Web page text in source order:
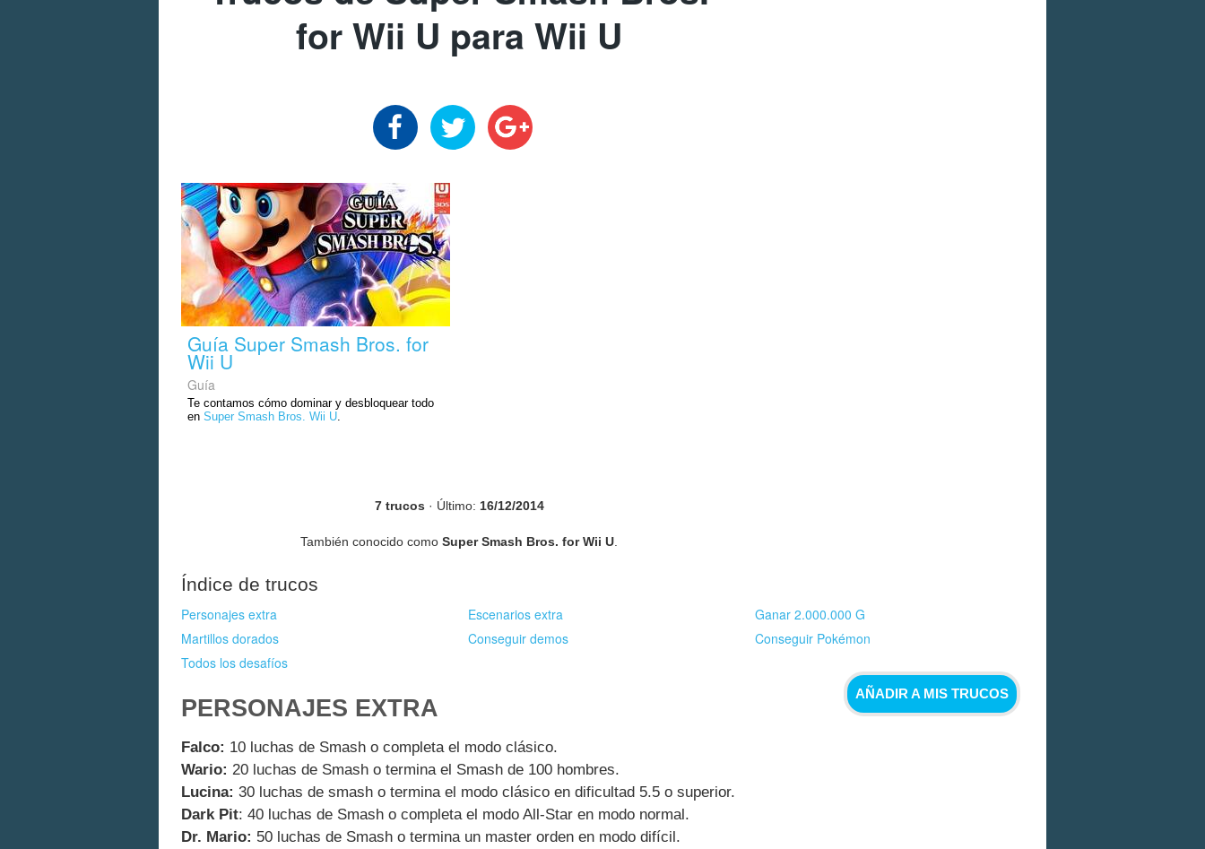
for Wii U para Wii U
Guía Super Smash Bros. for
Wii U
Guía
Te contamos cómo dominar y desbloquear todo
en Super Smash Bros. Wii U.
7 trucos · Último: 16/12/2014
También conocido como Super Smash Bros. for Wii U
Índice de trucos
Personajes extra Escenarios extra
Ganar 2.000.000 G
Martillos dorados
Conseguir demos
Conseguir Pokémon
Todos los desafíos
AÑADIR A MIS TRUCOS
PERSONAJES EXTRA
Falco: 10 luchas de Smash o completa el modo clásico.
Wario: 20 luchas de Smash o termina el Smash de 100 hombres.
Lucina: 30 luchas de smash o termina el modo clásico en dificultad 5.5 o superior.
Dark Pit: 40 luchas de Smash o completa el modo All-Star en modo normal.
Dr. Mario: 50 luchas de Smash o termina un master orden en modo difícil.